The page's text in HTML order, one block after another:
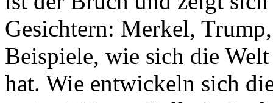
Gesichtern: Merkel,
Beispiele, wie sich die
hat. Wie entwickeln sich